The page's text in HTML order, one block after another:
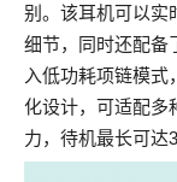
别。该耳机可以实
细节，同时还配备
入低功耗项链模式
化设计，可适配多
力，待机最长可达